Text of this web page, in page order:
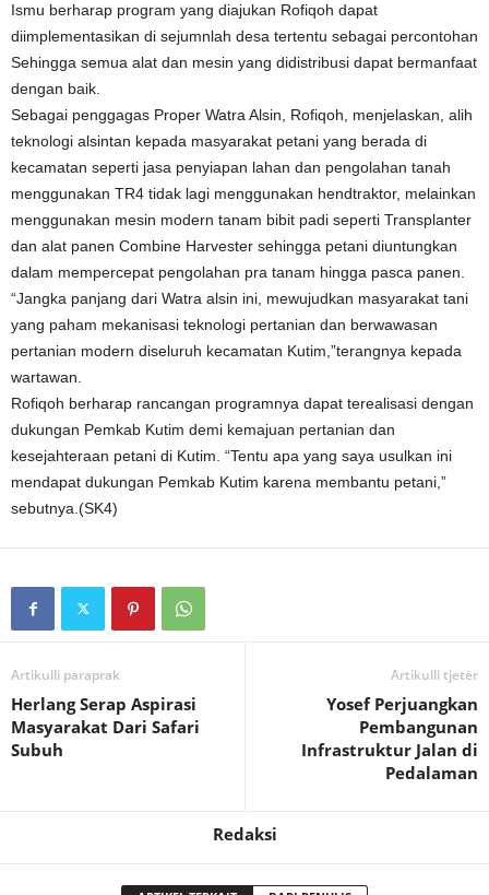
Ismu berharap program yang diajukan Rofiqoh dapat
diimplementasikan di sejumnlah desa tertentu sebagai percontohan
Sehingga semua alat dan mesin yang didistribusi dapat bermanfaat
dengan baik.
Sebagai penggagas Proper Watra Alsin, Rofiqoh, menjelaskan, alih
teknologi alsintan kepada masyarakat petani yang berada di
kecamatan seperti jasa penyiapan lahan dan pengolahan tanah
menggunakan TR4 tidak lagi menggunakan hendtraktor, melainkan
menggunakan mesin modern tanam bibit padi seperti Transplanter
dan alat panen Combine Harvester sehingga petani diuntungkan
dalam mempercepat pengolahan pra tanam hingga pasca panen.
“Jangka panjang dari Watra alsin ini, mewujudkan masyarakat tani
yang paham mekanisasi teknologi pertanian dan berwawasan
pertanian modern diseluruh kecamatan Kutim,”terangnya kepada
wartawan.
Rofiqoh berharap rancangan programnya dapat terealisasi dengan
dukungan Pemkab Kutim demi kemajuan pertanian dan
kesejahteraan petani di Kutim. “Tentu apa yang saya usulkan ini
mendapat dukungan Pemkab Kutim karena membantu petani,”
sebutnya.(SK4)
Artikulli paraprak
Herlang Serap Aspirasi
Masyarakat Dari Safari
Subuh
Artikulli tjetër
Yosef Perjuangkan
Pembangunan
Infrastruktur Jalan di
Pedalaman
Redaksi